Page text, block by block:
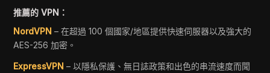
推薦的 VPN：
NordVPN – 在超過 100 個國家/地區提供快速伺服器以及強大的
AES-256 加密。
ExpressVPN – 以隱私保護、無日誌政策和出色的串流速度而聞